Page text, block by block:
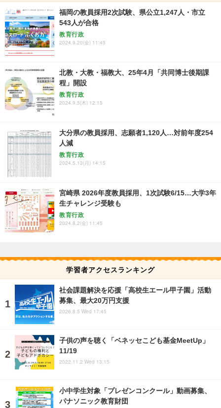
福岡の教員採用2次試験、県公立1,247人・市立
543人が合格
教育行政
2024.9.20(金) 11:45
北教・大教・福教大、25年4月「共同博士後期課
程」開設
教育行政
2024.9.5(木) 12:15
大分県の教員採用、志願者1,120人…対前年度254
人減
教育行政
2024.5.13(月) 14:15
宮崎県 2026年度教員採用、1次試験6/15…大学3年
生チャレンジ受験も
教育行政
2024.8.2(金) 11:45
学習者アクセスランキング
社会課題解決を応援「高校生エール甲子園」活動
募集、最大20万円支援
2026.8.5 Wed 17:45
子供の声を聴く「ベネッセこども基金MeetUp」
11/19
2022.11.2 Wed 13:15
小中学生対象「プレゼンコンクール」動画募集、
パナソニック教育財団